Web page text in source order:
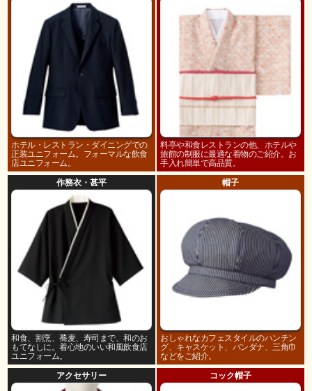
ホテル・レストラン・ダイニングでの
正装ユニフォーム。フォーマルな飲食
店ユニフォーム。
料亭や和食レストランの他、ホテルや
旅館の制服に最適な着物のご紹介。お
手入れ簡単で高品質。
作務衣・甚平
和食、割烹、蕎麦、寿司まで、和のお
もてなしに。着心地のいい和風飲食店
ユニフォーム。
帽子
おしゃれなカフェスタイルのハンチン
グ、キャスケット、バンダナ、三角巾
などをご紹介。
アクセサリー
コック帽子